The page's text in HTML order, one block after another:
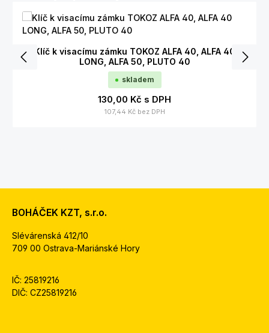
Klíč k visacímu zámku TOKOZ ALFA 40, ALFA 40
LONG, ALFA 50, PLUTO 40
skladem
130,00 Kč s DPH
107,44 Kč bez DPH
BOHÁČEK KZT, s.r.o.
Slévárenská 412/10
709 00 Ostrava-Mariánské Hory
IČ: 25819216
DIČ: CZ25819216